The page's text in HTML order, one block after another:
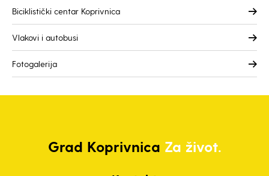
Biciklistički centar Koprivnica
Vlakovi i autobusi
Fotogalerija
Grad Koprivnica Za život.